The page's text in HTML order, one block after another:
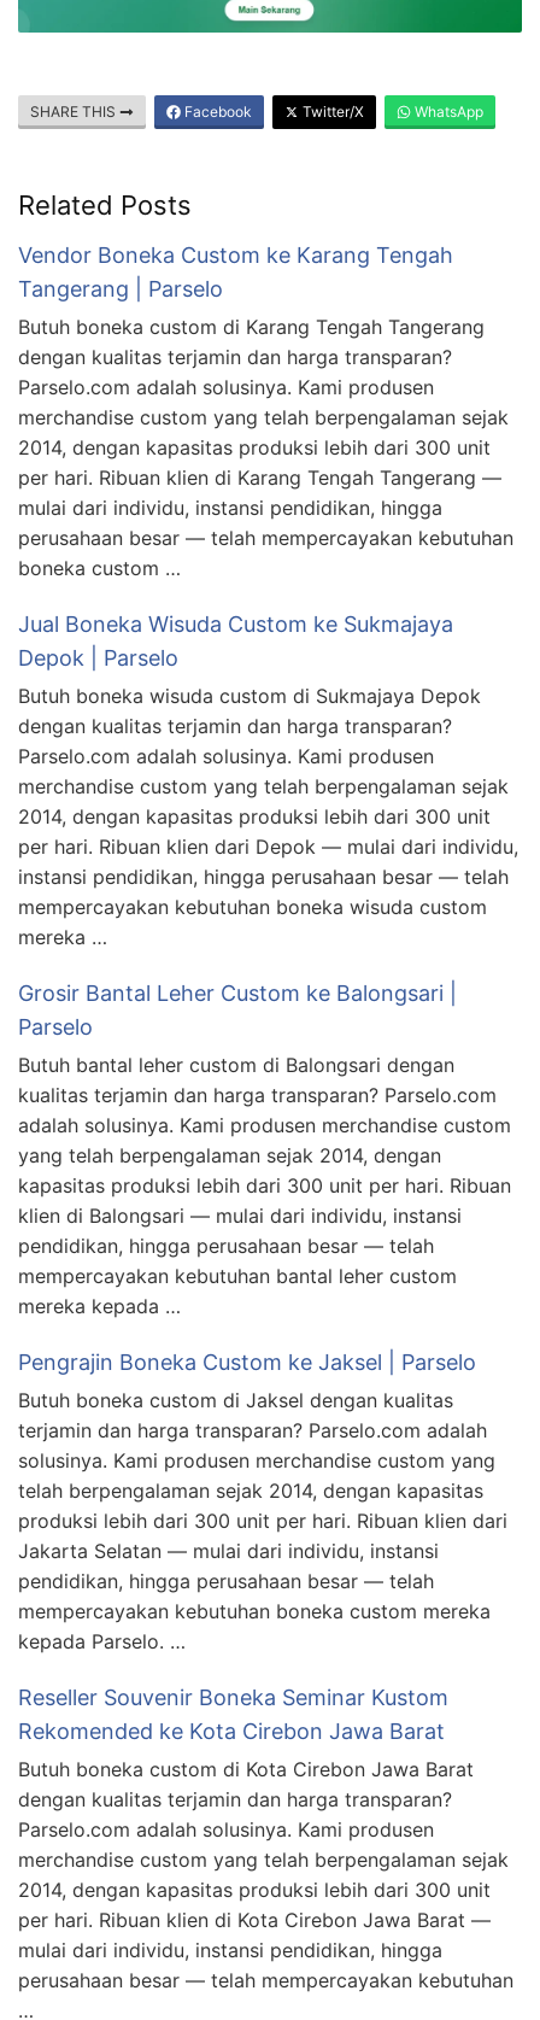
SHARE THIS Facebook Twitter/X WhatsApp
Related Posts
Vendor Boneka Custom ke Karang Tengah
Tangerang | Parselo
Butuh boneka custom di Karang Tengah Tangerang
dengan kualitas terjamin dan harga transparan?
Parselo.com adalah solusinya. Kami produsen
merchandise custom yang telah berpengalaman sejak
2014, dengan kapasitas produksi lebih dari 300 unit
per hari. Ribuan klien di Karang Tengah Tangerang —
mulai dari individu, instansi pendidikan, hingga
perusahaan besar — telah mempercayakan kebutuhan
boneka custom …
Jual Boneka Wisuda Custom ke Sukmajaya
Depok | Parselo
Butuh boneka wisuda custom di Sukmajaya Depok
dengan kualitas terjamin dan harga transparan?
Parselo.com adalah solusinya. Kami produsen
merchandise custom yang telah berpengalaman sejak
2014, dengan kapasitas produksi lebih dari 300 unit
per hari. Ribuan klien dari Depok — mulai dari individu,
instansi pendidikan, hingga perusahaan besar — telah
mempercayakan kebutuhan boneka wisuda custom
mereka …
Grosir Bantal Leher Custom ke Balongsari |
Parselo
Butuh bantal leher custom di Balongsari dengan
kualitas terjamin dan harga transparan? Parselo.com
adalah solusinya. Kami produsen merchandise custom
yang telah berpengalaman sejak 2014, dengan
kapasitas produksi lebih dari 300 unit per hari. Ribuan
klien di Balongsari — mulai dari individu, instansi
pendidikan, hingga perusahaan besar — telah
mempercayakan kebutuhan bantal leher custom
mereka kepada …
Pengrajin Boneka Custom ke Jaksel | Parselo
Butuh boneka custom di Jaksel dengan kualitas
terjamin dan harga transparan? Parselo.com adalah
solusinya. Kami produsen merchandise custom yang
telah berpengalaman sejak 2014, dengan kapasitas
produksi lebih dari 300 unit per hari. Ribuan klien dari
Jakarta Selatan — mulai dari individu, instansi
pendidikan, hingga perusahaan besar — telah
mempercayakan kebutuhan boneka custom mereka
kepada Parselo. …
Reseller Souvenir Boneka Seminar Kustom
Rekomended ke Kota Cirebon Jawa Barat
Butuh boneka custom di Kota Cirebon Jawa Barat
dengan kualitas terjamin dan harga transparan?
Parselo.com adalah solusinya. Kami produsen
merchandise custom yang telah berpengalaman sejak
2014, dengan kapasitas produksi lebih dari 300 unit
per hari. Ribuan klien di Kota Cirebon Jawa Barat —
mulai dari individu, instansi pendidikan, hingga
perusahaan besar — telah mempercayakan kebutuhan
…